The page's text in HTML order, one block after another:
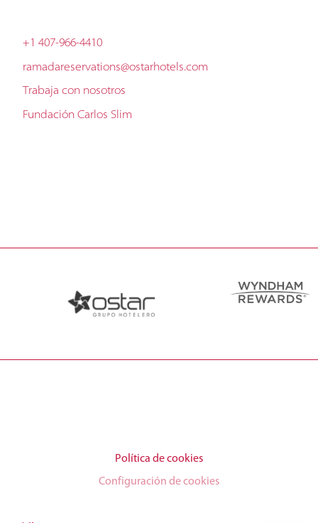
+1 407-966-4410
ramadareservations@ostarhotels.com
Trabaja con nosotros
Fundación Carlos Slim
Política de cookies
Configuración de cookies